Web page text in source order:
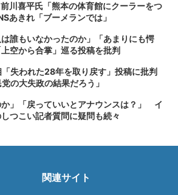
川喜平氏「熊本の体育館にクーラーをつ
あきれ「ブーメランでは」
誰もいなかったのか」「あまりにも愕
空から合掌」巡る投稿を批判
「失われた28年を取り戻す」投稿に批判
の大失政の結果だろう」
か」「戻っていいとアナウンスは？」 イ
つこい記者質問に疑問も続々
関連サイト